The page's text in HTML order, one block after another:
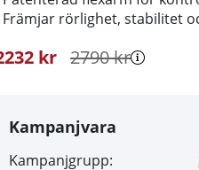
Främjar rörlighet, stabilitet
2790kr
kr
Kampanjvara
Kampanjgrupp: